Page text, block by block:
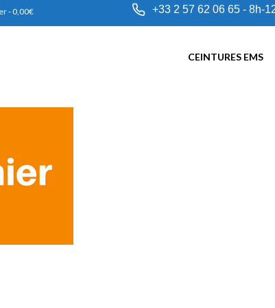
-0,00€ +33 2 57 62 06 65 - 8h-
CEINTURES EMS